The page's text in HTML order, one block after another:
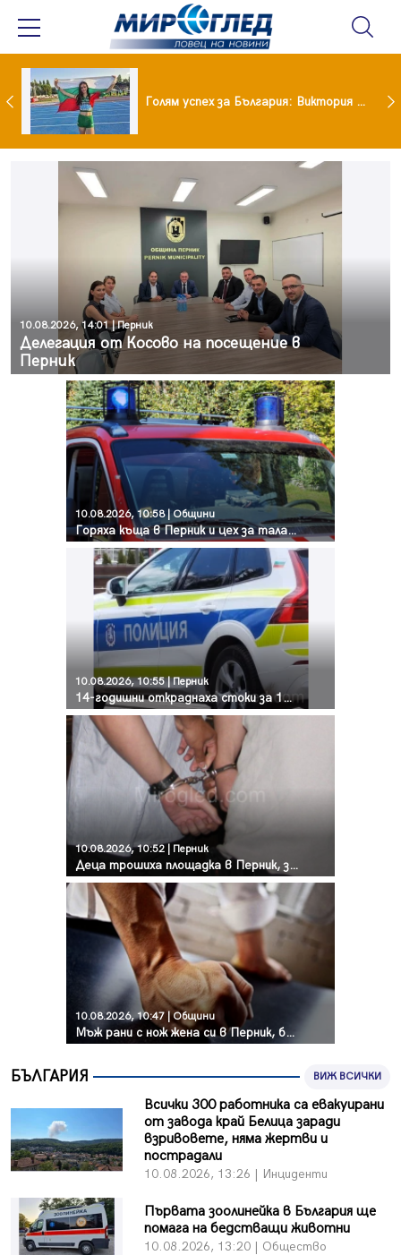
Когато всичко те дразни: тези трикове променят настроението за минути Голям успех за България: Виктория Ангелова грабна световна титла в тройния скок
10.08.2026, 14:01 | Перник
Делегация от Косово на посещение в
Перник
10.08.2026, 10:58 | Общини
Горяха къща в Перник и цех за талаш в Батановци
10.08.2026, 10:55 | Перник
14-годишни откраднаха стоки за 100 евро от хипермаркет в Перник
10.08.2026, 10:52 | Перник
Деца трошиха площадка в Перник, задържаха 18-годишен
10.08.2026, 10:47 | Общини
Мъж рани с нож жена си в Перник, баща би дъщеря си в Радомир
БЪЛГАРИЯ ВИЖ ВСИЧКИ
Всички 300 работника са евакуирани
от завода край Белица заради
взривовете, няма жертви и
пострадали
10.08.2026, 13:26 | Инциденти
Първата зоолинейка в България ще
помага на бедстващи животни
10.08.2026, 13:20 | Общество